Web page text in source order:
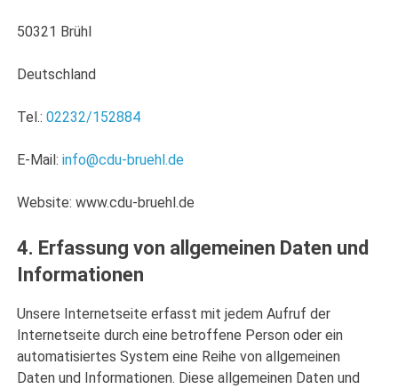
50321 Brühl
Deutschland
Tel.:02232/152884
E-Mail:info@cdu-bruehl.de
Website: www.cdu-bruehl.de
4. Erfassung von allgemeinen Daten und
Informationen
Unsere Internetseite erfasst mit jedem Aufruf der
Internetseite durch eine betroffene Person oder ein
automatisiertes System eine Reihe von allgemeinen
Daten und Informationen. Diese allgemeinen Daten und